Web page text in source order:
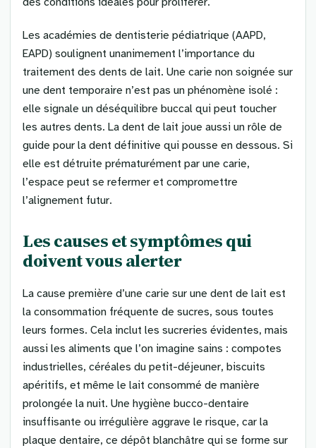
Les académies de dentisterie pédiatrique (AAPD,
EAPD) soulignent unanimement l’importance du
traitement des dents de lait. Une carie non soignée sur
une dent temporaire n’est pas un phénomène isolé :
elle signale un déséquilibre buccal qui peut toucher
les autres dents. La dent de lait joue aussi un rôle de
guide pour la dent définitive qui pousse en dessous. Si
elle est détruite prématurément par une carie,
l’espace peut se refermer et compromettre
l’alignement futur.
Les causes et symptômes qui
doivent vous alerter
La cause première d’une carie sur une dent de lait est
la consommation fréquente de sucres, sous toutes
leurs formes. Cela inclut les sucreries évidentes, mais
aussi les aliments que l’on imagine sains : compotes
industrielles, céréales du petit-déjeuner, biscuits
apéritifs, et même le lait consommé de manière
prolongée la nuit. Une hygiène bucco-dentaire
insuffisante ou irrégulière aggrave le risque, car la
plaque dentaire, ce dépôt blanchâtre qui se forme sur